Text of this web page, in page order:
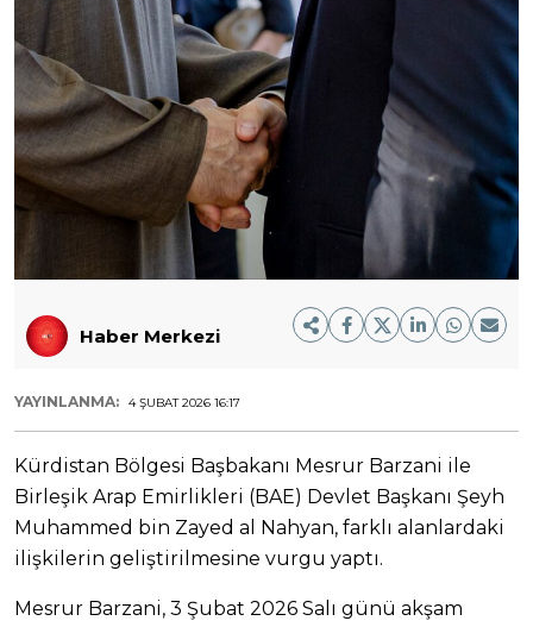
Haber Merkezi
YAYINLANMA: 4 ŞUBAT 2026 16:17
Kürdistan Bölgesi Başbakanı Mesrur Barzani ile
Birleşik Arap Emirlikleri (BAE) Devlet Başkanı Şeyh
Muhammed bin Zayed al Nahyan, farklı alanlardaki
ilişkilerin geliştirilmesine vurgu yaptı.
Mesrur Barzani, 3 Şubat 2026 Salı günü akşam